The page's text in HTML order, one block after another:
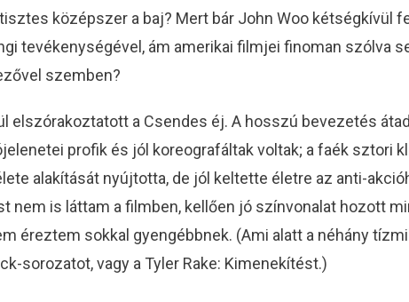
középszer a baj? Mert bár John Woo kétségkívül
tevékenységével, ám amerikai filmjei finoman szólva
szemben?
elszórakoztatott a Csendes éj. A hosszú bevezetés
profik és jól koreografáltak voltak; a faék sztori
alakítását nyújtotta, de jól keltette életre az anti-
nem is láttam a filmben, kellően jó színvonalat hozott
éreztem sokkal gyengébbnek. (Ami alatt a néhány
sorozatot, vagy a Tyler Rake: Kimenekítést.)